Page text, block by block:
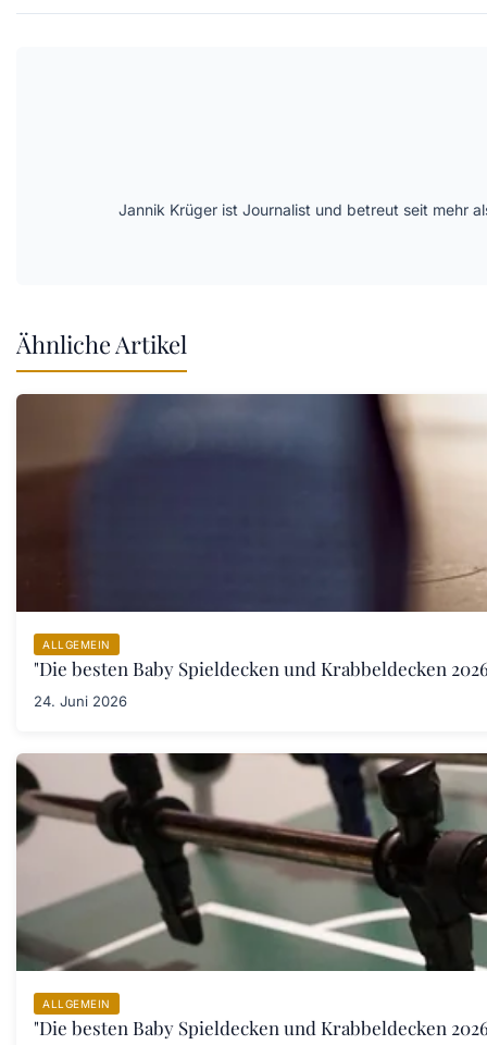
Jannik Krüger ist Journalist und betreut seit mehr
Ähnliche Artikel
ALLGEMEIN
"Die besten Baby Spieldecken und Krabbeldecken
24. Juni 2026
ALLGEMEIN
"Die besten Baby Spieldecken und Krabbeldecken